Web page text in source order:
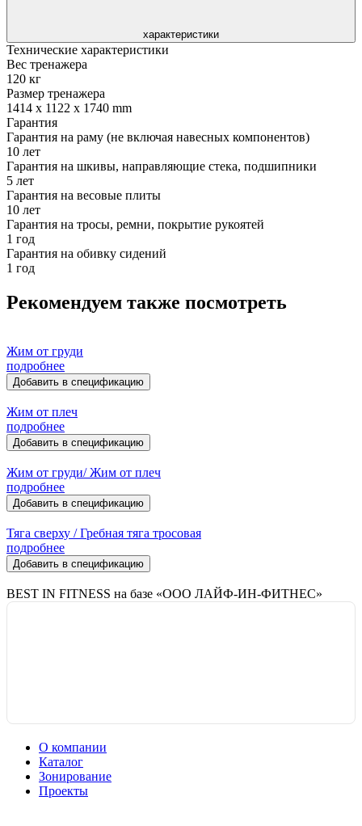
характеристики
Технические характеристики
Вес тренажера
120 кг
Размер тренажера
1414 x 1122 x 1740 mm
Гарантия
Гарантия на раму (не включая навесных компонентов)
10 лет
Гарантия на шкивы, направляющие стека, подшипники
5 лет
Гарантия на весовые плиты
10 лет
Гарантия на тросы, ремни, покрытие рукоятей
1 год
Гарантия на обивку сидений
1 год
Рекомендуем также посмотреть
Жим от груди
подробнее
Добавить в спецификацию
Жим от плеч
подробнее
Добавить в спецификацию
Жим от груди/ Жим от плеч
подробнее
Добавить в спецификацию
Тяга сверху / Гребная тяга тросовая
подробнее
Добавить в спецификацию
BEST IN FITNESS на базе «ООО ЛАЙФ-ИН-ФИТНЕС»
О компании
Каталог
Зонирование
Проекты